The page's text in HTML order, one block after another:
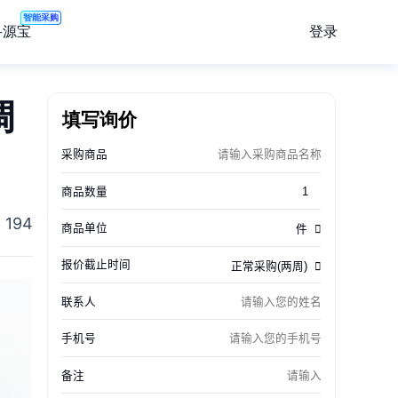
宝
智能采购
登录
194
填写询价